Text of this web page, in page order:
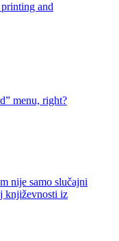
and
menu, right?
nije samo slučajni
književnosti iz